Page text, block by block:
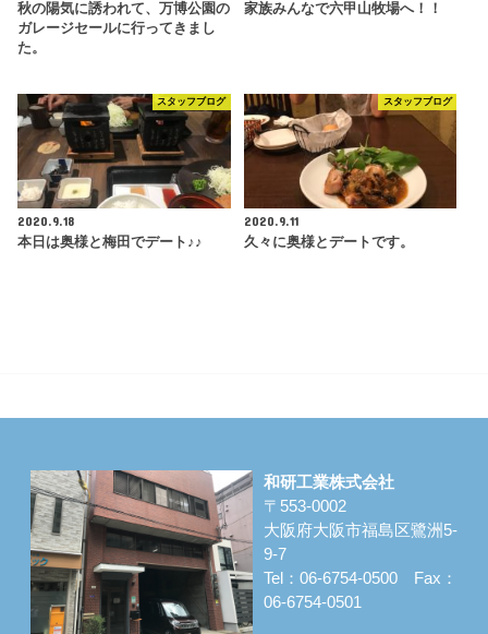
秋の陽気に誘われて、万博公園の
ガレージセールに行ってきまし
た。
家族みんなで六甲山牧場へ！！
スタッフブログ
2020.9.18
本日は奥様と梅田でデート♪♪
スタッフブログ
2020.9.11
久々に奥様とデートです。
和研工業株式会社
〒553-0002
大阪府大阪市福島区鷺洲5-
9-7
Tel：06-6754-0500 Fax：
06-6754-0501